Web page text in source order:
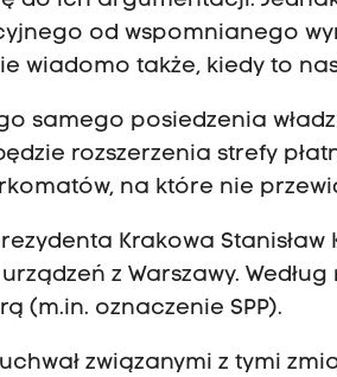
od wspomnianego
wiadomo także, kiedy to
samego posiedzenia
rozszerzenia strefy
na które nie
Krakowa
z Warszawy.
(m.in. oznaczenie SPP).
związanymi z tymi